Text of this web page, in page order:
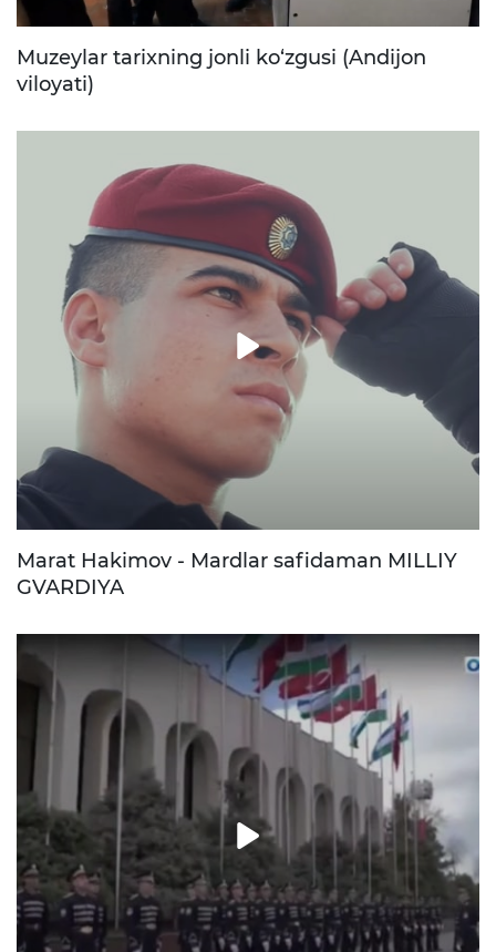
Muzeylar tarixning jonli ko‘zgusi (Andijon
viloyati)
Marat Hakimov - Mardlar safidaman MILLIY
GVARDIYA